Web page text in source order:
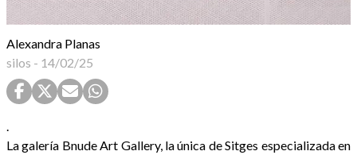
Alexandra Planas
silos - 14/02/25
La galería Bnude Art Gallery, la única de Sitges especializada en